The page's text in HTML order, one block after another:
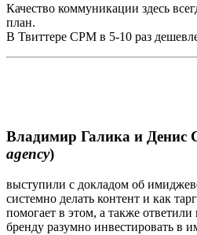
Качество коммуникации здесь
план.
В Твиттере CPM в 5-10 раз
Владимир Галика и Денис
agency)
выступили с докладом об
системно делать контент и как
помогает в этом, а также
бренду разумно инвестировать в